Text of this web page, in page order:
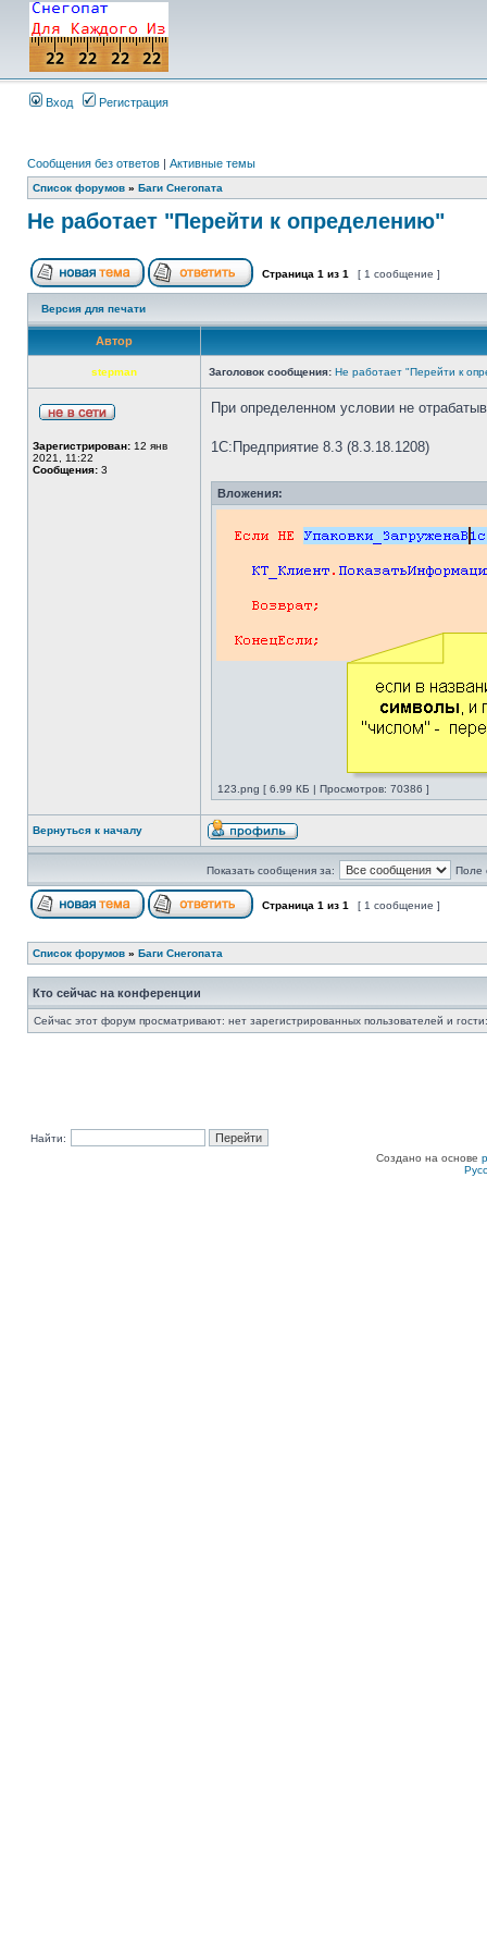
Вход Регистрация
Сообщения без ответов | Активные темы
Список форумов » Баги Снегопата
Не работает "Перейти к определению"
Страница 1 из 1 [ 1 сообщение ]
Версия для печати
Автор
stepman Заголовок сообщения: Не работает "Перейти к
Зарегистрирован: 12 янв
2021, 11:22
Сообщения: 3
При определенном условии не
1С:Предприятие 8.3 (8.3.18.1208)
Вложения:
123.png [ 6.99 КБ | Просмотров: 70386 ]
Вернуться к началу
Показать сообщения за: Поле
Страница 1 из 1 [ 1 сообщение ]
Список форумов » Баги Снегопата
Кто сейчас на конференции
Сейчас этот форум просматривают: нет зарегистрированных пользователей и
Найти:
Создано на основе